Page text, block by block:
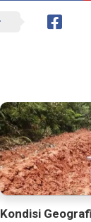
Kondisi